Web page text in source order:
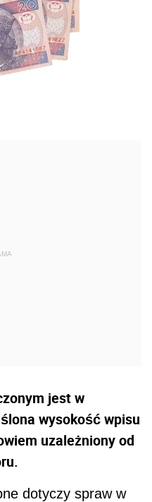
jest w
wysokość wpisu
uzależniony od
dotyczy spraw w